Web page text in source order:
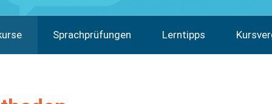
Sprachprüfungen Lerntipps